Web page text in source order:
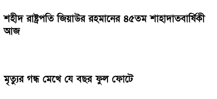
শহীদ রাষ্ট্রপতি জিয়াউর রহমানের ৪৫তম শাহাদাতবার্ষিকী
আজ
মৃত্যুর গন্ধ মেখে যে বছর ফুল ফোটে